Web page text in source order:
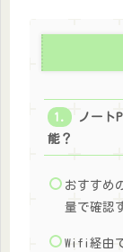
ノート
能？
おすすめ
量で確認
Wifi経由